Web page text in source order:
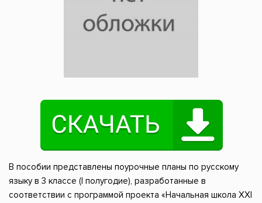
В пособии представлены поурочные планы по русскому
языку в 3 классе (I полугодие), разработанные в
соответствии с программой проекта «Начальная школа XXI